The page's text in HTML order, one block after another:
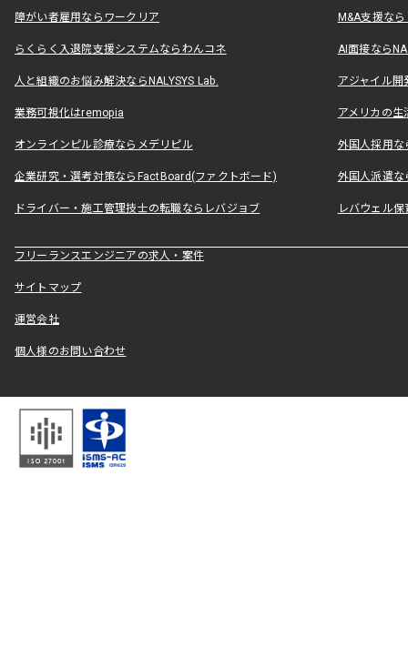
障がい者雇用ならワークリア M&A支援な
らくらく入退院支援システムならわんコネ AI面接なら
人と組織のお悩み解決ならNALYSYS Lab. アジャイル
業務可視化はremopia アメリカの
オンラインピル診療ならメデリピル 外国人採用
企業研究・選考対策ならFactBoard(ファクトボード) 外国人派遣な
ドライバー・施工管理技士の転職ならレバジョブ レバウェル
フリーランスエンジニアの求人・案件
サイトマップ
運営会社
個人様のお問い合わせ